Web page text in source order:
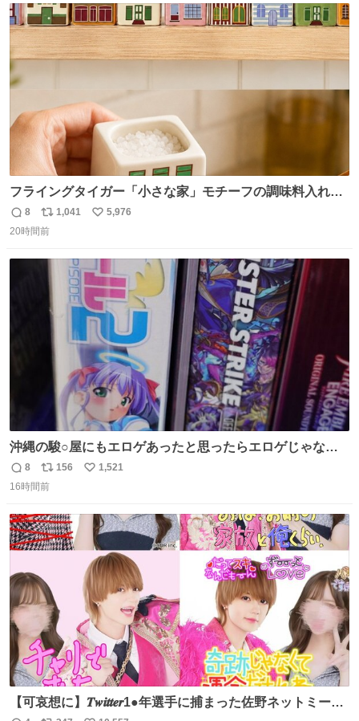
ト
数
数
フライングタイガー「小さな家」モチーフの調味料入れ、
並べれば“デンマークの街並み”に ピンク・グリーン・テラ
コッタの全9種 - fashion-press.net/news/149552
返
信
8
リ
ポ
数
1,041
い
数
5,976
20時間前
沖縄の駿○屋にもエロゲあったと思ったらエロゲじゃなか
った
返
信
8
リ
ポ
ト
数
156
い
数
1,521
16時間前
【可哀想に】𝑻𝒘𝒊𝒕𝒕𝒆𝒓1●年選手に捕まった佐野ネットミーム